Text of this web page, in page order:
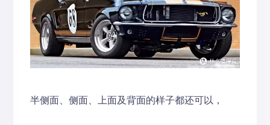
半侧面、侧面、上面及背面的样子都还可以，